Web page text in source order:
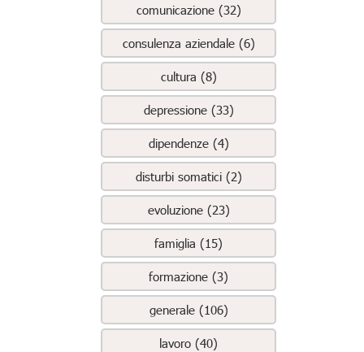
comunicazione (32)
consulenza aziendale (6)
cultura (8)
depressione (33)
dipendenze (4)
disturbi somatici (2)
evoluzione (23)
famiglia (15)
formazione (3)
generale (106)
lavoro (40)